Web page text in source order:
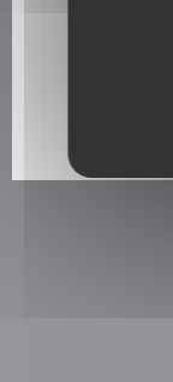
janvier, un
du village.